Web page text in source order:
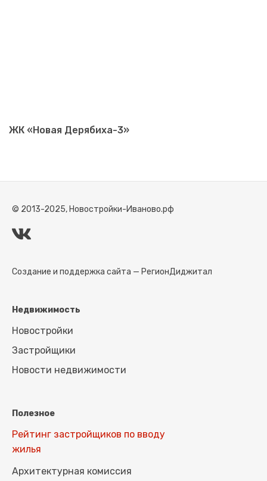
ЖК «Новая Дерябиха-3»
© 2013-2025, Новостройки-Иваново.рф
Создание и поддержка сайта — РегионДиджитал
Недвижимость
Новостройки
Застройщики
Новости недвижимости
Полезное
Рейтинг застройщиков по вводу
жилья
Архитектурная комиссия